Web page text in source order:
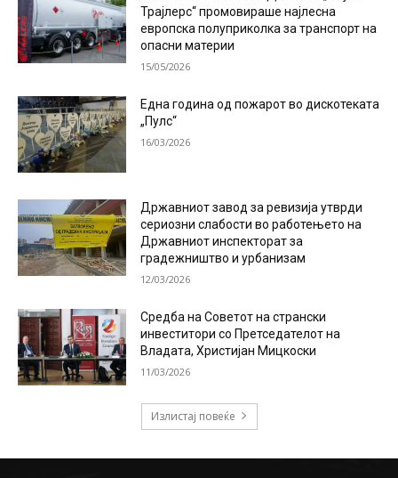
Трајлерс“ промовираше најлесна
европска полуприколка за транспорт на
опасни материи
15/05/2026
Една година од пожарот во дискотеката
„Пулс“
16/03/2026
Државниот завод за ревизија утврди
сериозни слабости во работењето на
Државниот инспекторат за
градежништво и урбанизам
12/03/2026
Средба на Советот на странски
инвеститори со Претседателот на
Владата, Христијан Мицкоски
11/03/2026
Излистај повеќе